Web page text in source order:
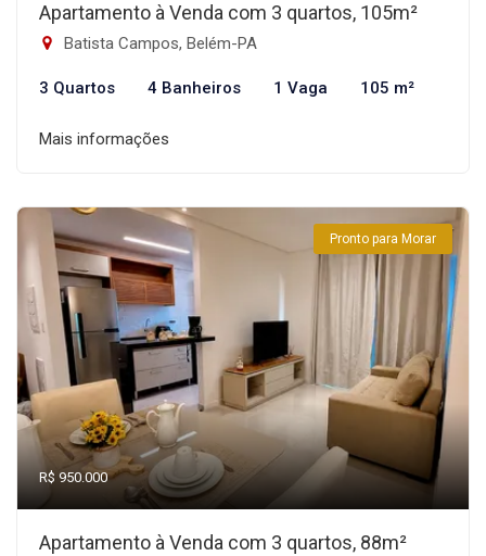
Apartamento à Venda com 3 quartos, 105m²
Batista Campos, Belém-PA
3 Quartos 4 Banheiros 1 Vaga 105 m²
Mais informações
Pronto para Morar
R$ 950.000
Apartamento à Venda com 3 quartos, 88m²